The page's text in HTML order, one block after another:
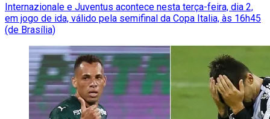
Internazionale e Juventus acontece nesta terça-feira, dia 2,
em jogo de ida, válido pela semifinal da Copa Italia, às 16h45
(de Brasília)